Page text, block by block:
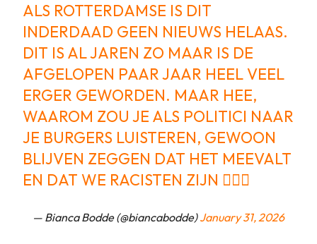
ALS ROTTERDAMSE IS DIT
INDERDAAD GEEN NIEUWS HELAAS.
DIT IS AL JAREN ZO MAAR IS DE
AFGELOPEN PAAR JAAR HEEL VEEL
ERGER GEWORDEN. MAAR HEE,
WAAROM ZOU JE ALS POLITICI NAAR
JE BURGERS LUISTEREN, GEWOON
BLIJVEN ZEGGEN DAT HET MEEVALT
EN DAT WE RACISTEN ZIJN 🤷🏼‍♀️
— Bianca Bodde (@biancabodde)January 31, 2026